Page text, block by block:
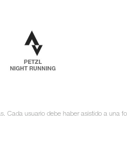
Cada usuario debe haber asistido a